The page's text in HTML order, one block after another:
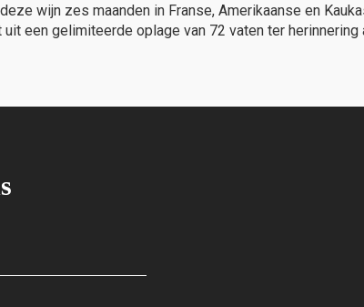
wijn zes maanden in Franse, Amerikaanse en
een gelimiteerde oplage van 72 vaten ter herinnering